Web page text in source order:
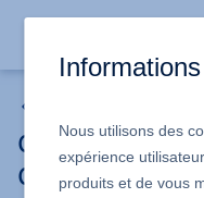
Consentement
Consent) pour
Nous utilisons des
expérience
produits et de vous